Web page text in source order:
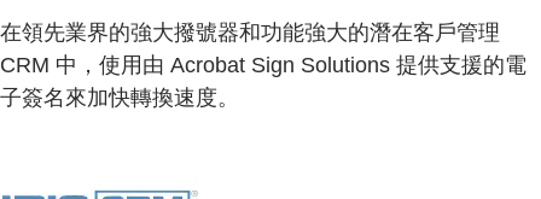
在領先業界的強大撥號器和功能強大的潛在客戶管理
CRM 中，使用由 Acrobat Sign Solutions 提供支援的電
子簽名來加快轉換速度。